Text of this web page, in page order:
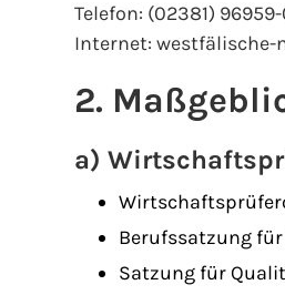
Telefon: (02381)
Internet:
2.
a)
Berufssatzung
Satzung für